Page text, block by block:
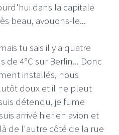
dans la capitale
beau, avouons-le...
tu sais il y a quatre
de 4°C sur Berlin... Donc
installés, nous
doux et il ne pleut
détendu, je fume
arrivé hier en avion et
de l'autre côté de la rue